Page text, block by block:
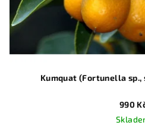
Kumquat (Fortunella sp.,
990